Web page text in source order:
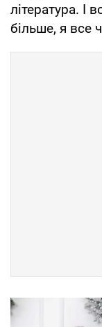
література. І
більше, я все